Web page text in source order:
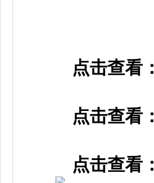
点击查看：
点击查看：
点击查看：